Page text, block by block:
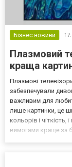
Бізнес новини
Плазмовий
краща
Плазмові
забезпечували
важливим для
лише картинки, це
кольорів і
вимогами краще за